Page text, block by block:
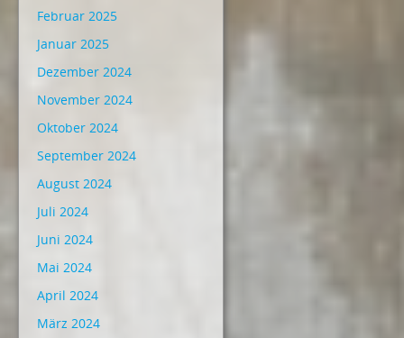
Februar 2025
Januar 2025
Dezember 2024
November 2024
Oktober 2024
September 2024
August 2024
Juli 2024
Juni 2024
Mai 2024
April 2024
März 2024